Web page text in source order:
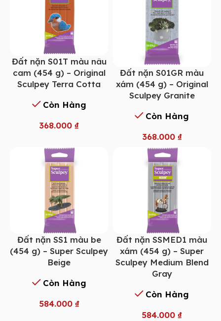
Đất nặn S01T màu nâu
cam (454 g) – Original
Sculpey Terra Cotta
Còn Hàng
368.000 ₫
Đất nặn S01GR màu
xám (454 g) – Original
Sculpey Granite
Còn Hàng
368.000 ₫
Đất nặn SS1 màu be
(454 g) – Super Sculpey
Beige
Còn Hàng
584.000 ₫
Đất nặn SSMED1 màu
xám (454 g) – Super
Sculpey Medium Blend
Gray
Còn Hàng
584.000₫